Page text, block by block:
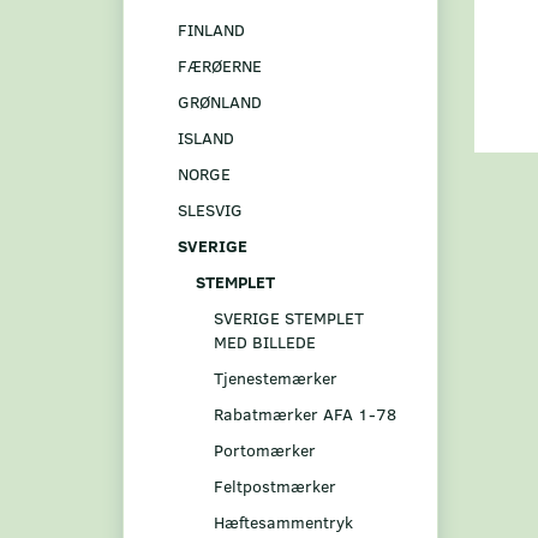
FINLAND
FÆRØERNE
GRØNLAND
ISLAND
NORGE
SLESVIG
SVERIGE
STEMPLET
SVERIGE STEMPLET
MED BILLEDE
Tjenestemærker
Rabatmærker AFA 1-78
Portomærker
Feltpostmærker
Hæftesammentryk